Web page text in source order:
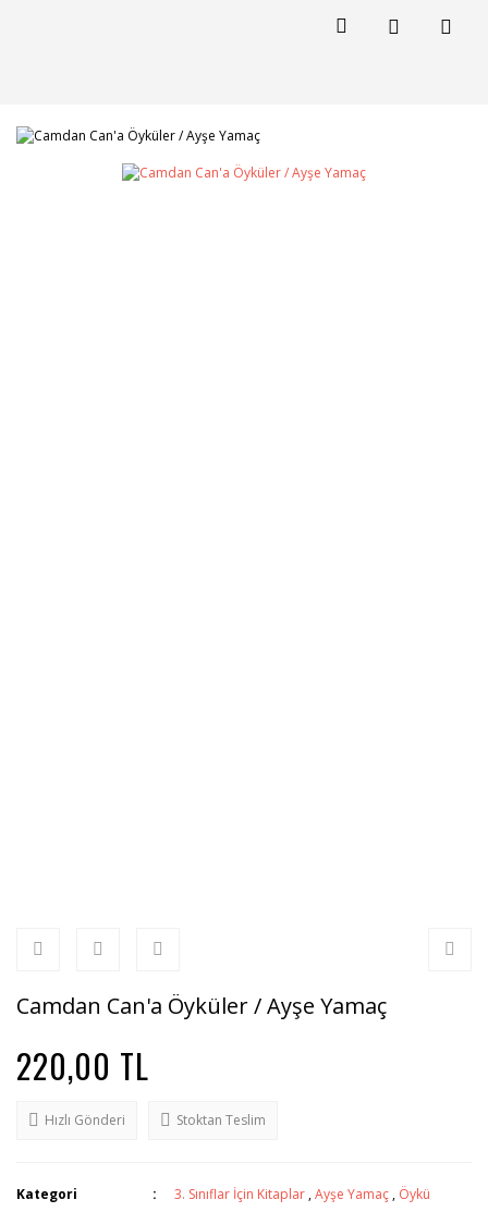
Camdan Can'a Öyküler / Ayşe Yamaç
220,00 TL
Hızlı Gönderi Stoktan Teslim
Kategori 3. Sınıflar İçin Kitaplar ,Ayşe Yamaç , Öykü